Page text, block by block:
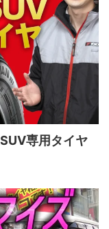
専用タイヤ